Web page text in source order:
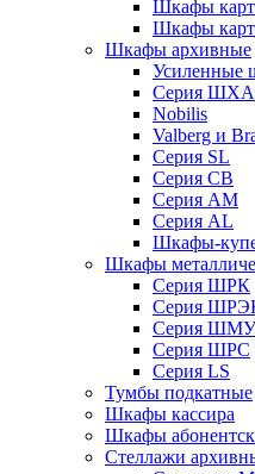
Шкафы
Шкафы
Шкафы архивные
Усиленные
Серия ШХА
Nobilis
Valberg и
Cерия SL
Серия СВ
Серия АМ
Серия AL
Шкафы-
Шкафы
Серия ШРК
Серия
Серия ШМУ
Серия ШРС
Серия LS
Тумбы подкатные
Шкафы кассира
Шкафы
Стеллажи